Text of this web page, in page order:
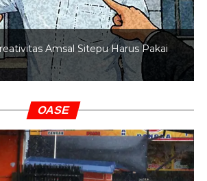
Amsal Sitepu Harus Pakai
OASE